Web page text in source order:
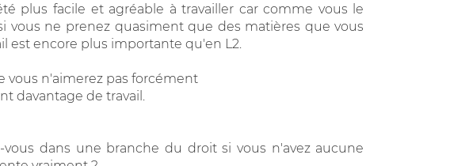
plus facile et agréable à travailler car comme vous le
vous ne prenez quasiment que des matières que vous
est encore plus importante qu'en L2.
vous n'aimerez pas forcément
davantage de travail.
vous dans une branche du droit si vous n'avez aucune